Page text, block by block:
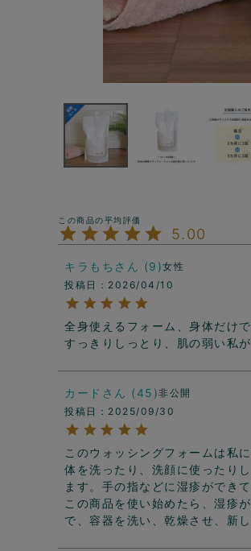
5.00
キラもち 9 女性
投稿日
2026/04/10
全身使えるフォーム、身体だけ
すっきりしっとり、肌の弱い私
カード 45 非公開
投稿日
2025/09/30
このウォッシングフォームは私
体を洗ったり、洗顔に使ったり
ます。手の指などに湿疹ができ
この商品を使い始めたら、湿疹
で、容器を洗い、乾燥させ、新